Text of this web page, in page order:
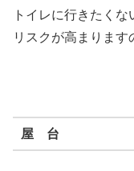
トイレに行きたく
リスクが高まります
屋 台